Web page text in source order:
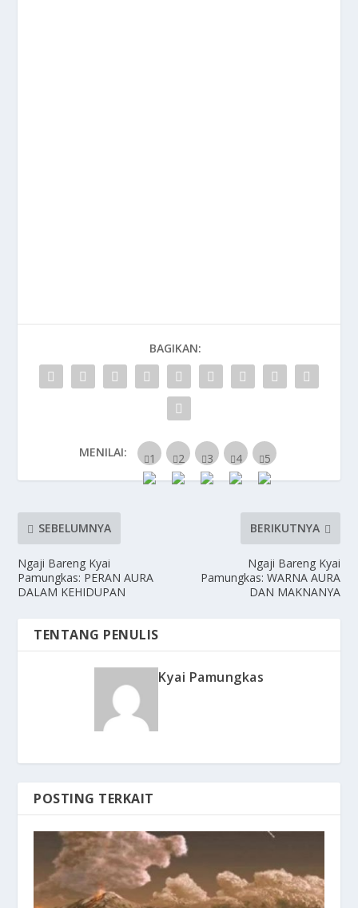
BAGIKAN:
MENILAI:
SEBELUMNYA
Ngaji Bareng Kyai
Pamungkas: PERAN AURA
DALAM KEHIDUPAN
BERIKUTNYA
Ngaji Bareng Kyai
Pamungkas: WARNA AURA
DAN MAKNANYA
TENTANG PENULIS
Kyai Pamungkas
POSTING TERKAIT